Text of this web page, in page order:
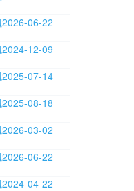
2026-06-22
2024-12-09
2025-07-14
2025-08-18
2026-03-02
2026-06-22
2024-04-22